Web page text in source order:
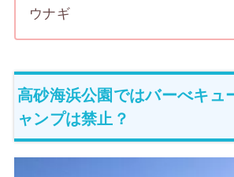
ウナギ
高砂海浜公園ではバーべキュ
ャンプは禁止？